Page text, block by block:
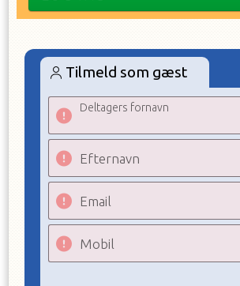
Tilmeld som gæst
Deltagers fornavn
Efternavn
Email
Mobil